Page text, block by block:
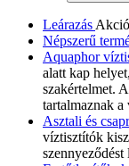
Leárazás
Népszerű
Aquaphor
alatt kap
szakértelmet.
tartalmaznak
Asztali és
víztisztítók
szennyeződést